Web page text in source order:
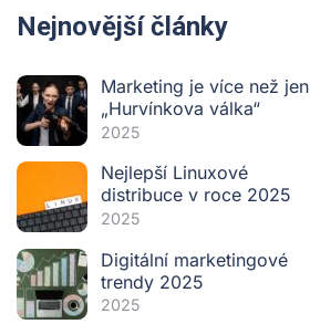
Nejnovější články
Marketing je více než jen
„Hurvínkova válka“
2025
Nejlepší Linuxové
distribuce v roce 2025
2025
Digitální marketingové
trendy 2025
2025